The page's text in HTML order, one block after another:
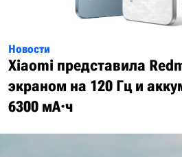
Новости
Xiaomi представила
экраном на 120 Гц и
6300 мА·ч